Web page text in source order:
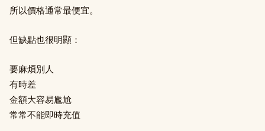
所以價格通常最便宜。
但缺點也很明顯：
要麻煩別人
有時差
金額大容易尷尬
常常不能即時充值